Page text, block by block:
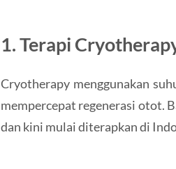
1. Terapi
Cryotherapy menggunakan
mempercepat regenerasi otot.
dan kini mulai diterapkan di